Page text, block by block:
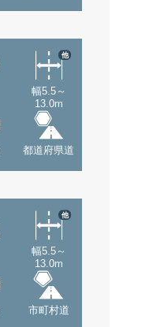
幅5.5～
13.0m
他
都道府県道
幅5.5～
13.0m
他
市町村道